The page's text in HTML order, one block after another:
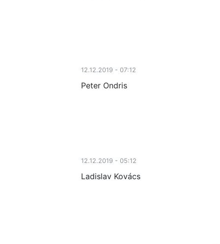
12.12.2019 - 07:12
Peter Ondris
12.12.2019 - 05:12
Ladislav Kovács